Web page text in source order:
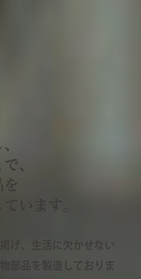
、
を
います。
げ、生活に欠かせない
部品を製造しておりま